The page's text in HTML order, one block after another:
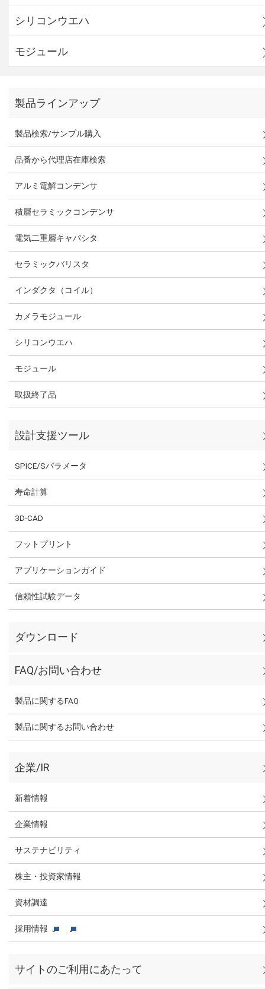
シリコンウエハ
モジュール
製品ラインアップ
製品検索/サンプル購入
品番から代理店在庫検索
アルミ電解コンデンサ
積層セラミックコンデンサ
電気二重層キャパシタ
セラミックバリスタ
インダクタ（コイル）
カメラモジュール
シリコンウエハ
モジュール
取扱終了品
設計支援ツール
SPICE/Sパラメータ
寿命計算
3D-CAD
フットプリント
アプリケーションガイド
信頼性試験データ
ダウンロード
FAQ/お問い合わせ
製品に関するFAQ
製品に関するお問い合わせ
企業/IR
新着情報
企業情報
サステナビリティ
株主・投資家情報
資材調達
採用情報
サイトのご利用にあたって